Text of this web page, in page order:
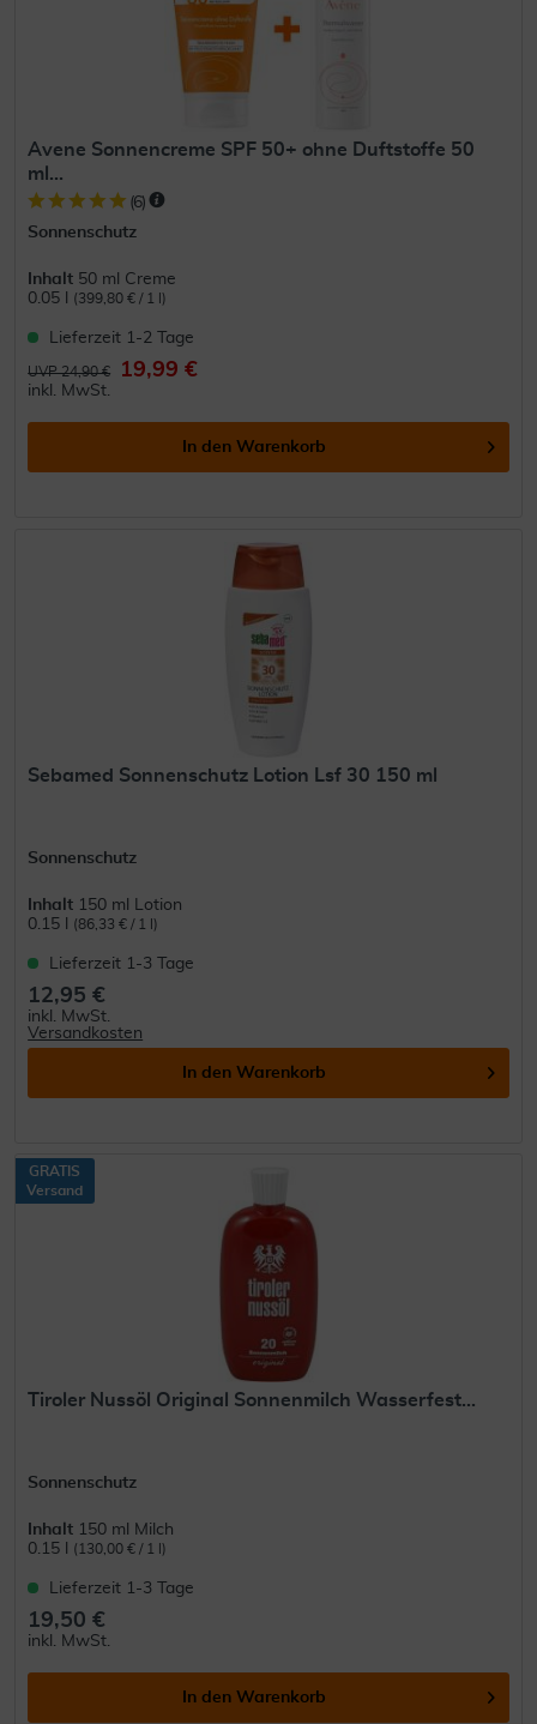
Avene Sonnencreme SPF 50+ ohne Duftstoffe 50
ml...
(6)
Sonnenschutz
Inhalt 50 ml Creme
0.05 l
(399,80 € / 1 l)
Lieferzeit 1-2 Tage
UVP 24,90 € 19,99 €
inkl. MwSt.
In den Warenkorb
Sebamed Sonnenschutz Lotion Lsf 30 150 ml
Sonnenschutz
Inhalt 150 ml Lotion
0.15 l
(86,33 € / 1 l)
Lieferzeit 1-3 Tage
12,95 €
inkl. MwSt.
Versandkosten
In den Warenkorb
GRATIS
Versand
Tiroler Nussöl Original Sonnenmilch Wasserfest...
Sonnenschutz
Inhalt 150 ml Milch
0.15 l
(130,00 € / 1 l)
Lieferzeit 1-3 Tage
19,50 €
inkl. MwSt.
In den Warenkorb